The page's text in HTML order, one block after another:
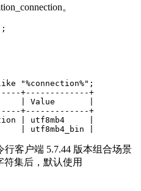
。
"%connection%";
+-------------+
| Value       |
+-------------+
| utf8mb4     |
行客户端 5.7.44 版本组合场景
符集后，默认使用